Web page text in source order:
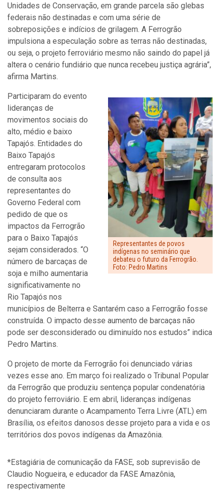
Unidades de Conservação, em grande parcela são glebas
federais não destinadas e com uma série de
sobreposições e indícios de grilagem. A Ferrogrão
impulsiona a especulação sobre as terras não destinadas,
ou seja, o projeto ferroviário mesmo não saindo do papel já
altera o cenário fundiário que nunca recebeu justiça agrária”,
afirma Martins.
Representantes de povos
indígenas no seminário que
debateu o futuro da Ferrogrão.
Foto: Pedro Martins
Participaram do evento
lideranças de
movimentos sociais do
alto, médio e baixo
Tapajós. Entidades do
Baixo Tapajós
entregaram protocolos
de consulta aos
representantes do
Governo Federal com
pedido de que os
impactos da Ferrogrão
para o Baixo Tapajós
sejam considerados. “O
número de barcaças de
soja e milho aumentaria
significativamente no
Rio Tapajós nos
municípios de Belterra e Santarém caso a Ferrogrão fosse
construída. O impacto desse aumento de barcaças não
pode ser desconsiderado ou diminuído nos estudos” indica
Pedro Martins.
O projeto de morte da Ferrogrão foi denunciado várias
vezes esse ano. Em março foi realizado o Tribunal Popular
da Ferrogrão que produziu sentença popular condenatória
do projeto ferroviário. E em abril, lideranças indígenas
denunciaram durante o Acampamento Terra Livre (ATL) em
Brasília, os efeitos danosos desse projeto para a vida e os
territórios dos povos indígenas da Amazônia.
*Estagiária de comunicação da FASE, sob suprevisão de
Claudio Nogueira, e educador da FASE Amazônia,
respectivamente